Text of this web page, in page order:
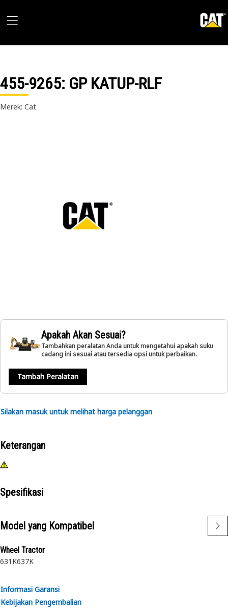
455-9265: GP KATUP-RLF
Merek: Cat
Apakah Akan Sesuai?
Tambahkan peralatan Anda untuk mengetahui apakah suku
cadang ini sesuai atau tersedia opsi untuk perbaikan.
Tambah Peralatan
Silakan masuk untuk melihat harga pelanggan
Keterangan
Spesifikasi
Model yang Kompatibel
Wheel Tractor
631K637K
Informasi Garansi
Kebijakan Pengembalian